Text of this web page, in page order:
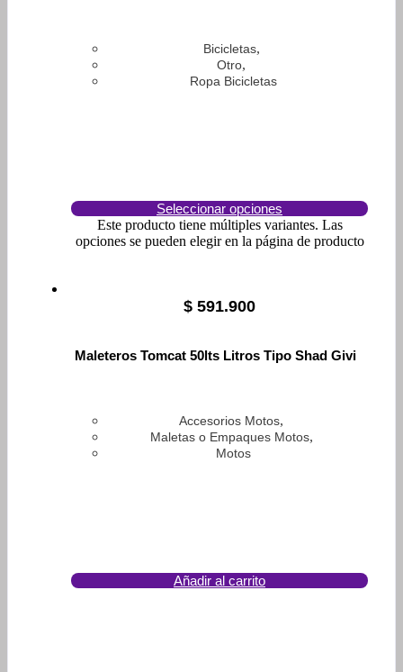
Bicicletas,
Otro,
Ropa Bicicletas
Seleccionar opciones
Este producto tiene múltiples variantes. Las
opciones se pueden elegir en la página de producto
$ 591.900
Maleteros Tomcat 50lts Litros Tipo Shad Givi
Accesorios Motos,
Maletas o Empaques Motos,
Motos
Añadir al carrito